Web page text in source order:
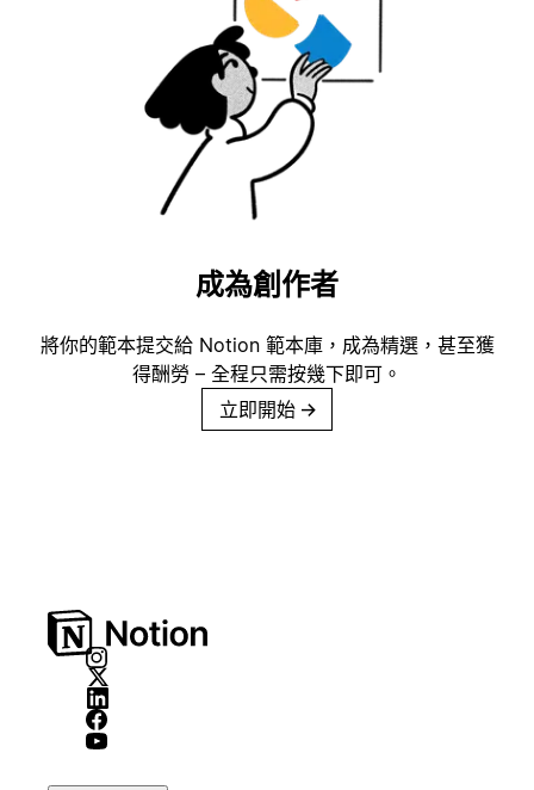
成為創作者
將你的範本提交給 Notion 範本庫，成為精選，甚至獲
得酬勞 – 全程只需按幾下即可。
立即開始 →